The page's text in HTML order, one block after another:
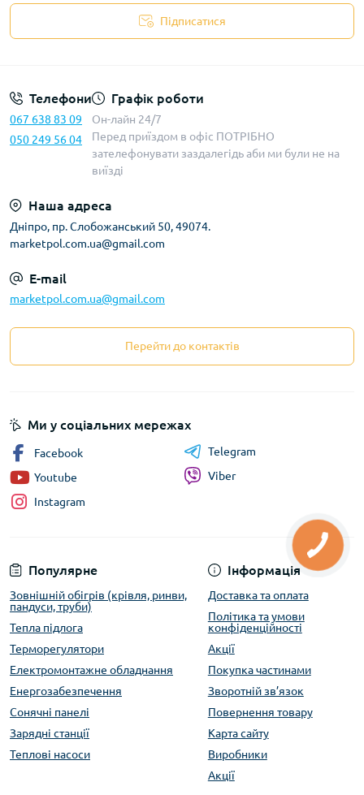
Підписатися
Телефони
067 638 83 09
050 249 56 04
Графік роботи
Он-лайн 24/7
Перед приїздом в офіс ПОТРІБНО
зателефонувати заздалегідь аби ми були не на
виїзді
Наша адреса
Дніпро, пр. Слобожанський 50, 49074.
marketpol.com.ua@gmail.com
E-mail
marketpol.com.ua@gmail.com
Перейти до контактів
Популярне
Зовнішній обігрів (крівля, ринви,
пандуси, труби)
Тепла підлога
Терморегулятори
Електромонтажне обладнання
Енергозабезпечення
Сонячні панелі
Зарядні станції
Теплові насоси
Інформація
Доставка та оплата
Політика та умови
конфіденційності
Акції
Покупка частинами
Зворотній зв’язок
Повернення товару
Карта сайту
Виробники
Акції
Ми у соціальних мережах
Facebook
Youtube
Instagram
Telegram
Viber